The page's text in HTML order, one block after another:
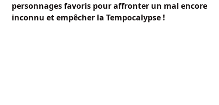
personnages favoris pour affronter un mal encore
inconnu et empêcher la Tempocalypse !